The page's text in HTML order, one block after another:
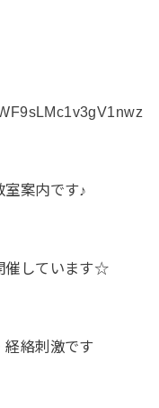
室案内です♪
催しています☆
経絡刺激です